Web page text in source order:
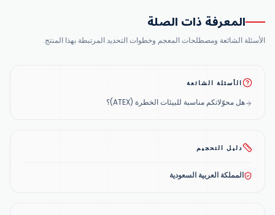
المعرفة ذات الصلة
الأسئلة الشائعة ومصطلحات المعجم وخطوات التحديد المرتبطة بهذا المنتج.
الأسئلة الشائعة
هل محوّلاتكم مناسبة للبيئات الخطرة (ATEX)؟
دليل التحجيم
المملكة العربية السعودية